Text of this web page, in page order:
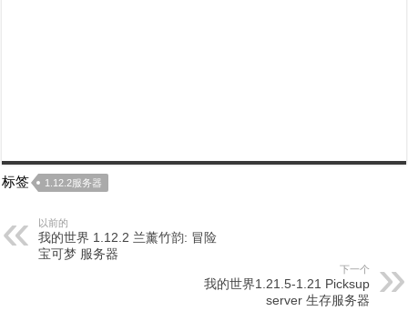
标签 1.12.2服务器
以前的
我的世界 1.12.2 兰薰竹韵: 冒险
宝可梦 服务器
下一个
我的世界1.21.5-1.21 Picksup
server 生存服务器